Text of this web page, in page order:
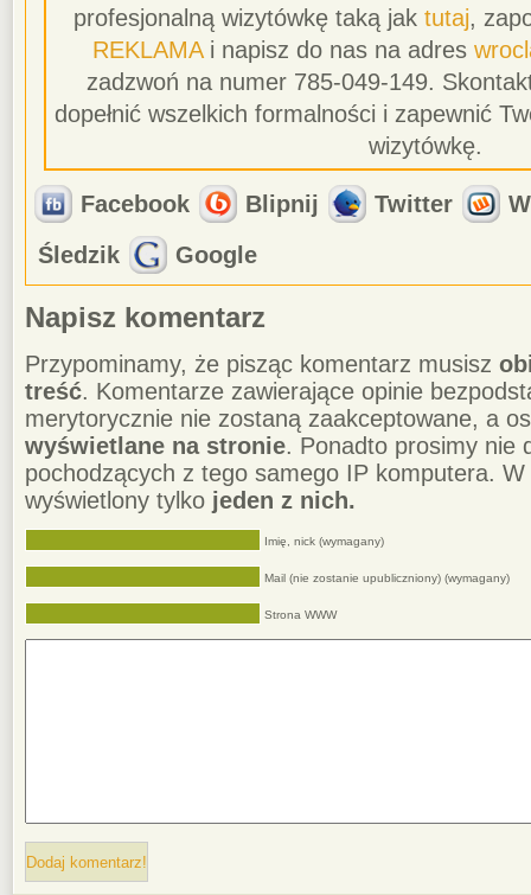
profesjonalną wizytówkę taką jak tutaj,
REKLAMAi napisz do nas na adres
zadzwoń na numer 785-049-149.
dopełnić wszelkich formalności i zapewnić
wizytówkę.
Facebook Blipnij Twitter
Śledzik
Google
Napisz komentarz
Przypominamy, że pisząc komentarz musisz
treść. Komentarze zawierające opinie
merytorycznie nie zostaną zaakceptowane, a
wyświetlane na stronie. Ponadto prosimy nie
pochodzących z tego samego IP komputera.
wyświetlony tylko jeden z nich.
Imię, nick (wymagany)
Mail (nie zostanie upubliczniony) (wymagany)
Strona WWW